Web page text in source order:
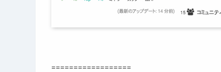
==================